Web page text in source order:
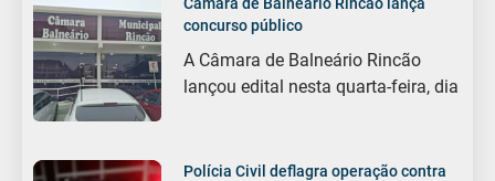
Câmara de Balneário Rincão lança
concurso público
A Câmara de Balneário Rincão
lançou edital nesta quarta-feira, dia
Polícia Civil deflagra operação contra